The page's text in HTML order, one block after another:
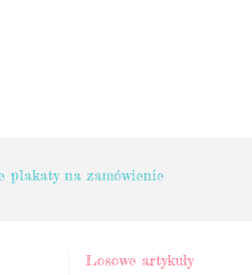
plakaty na zamówienie
Losowe artykuły